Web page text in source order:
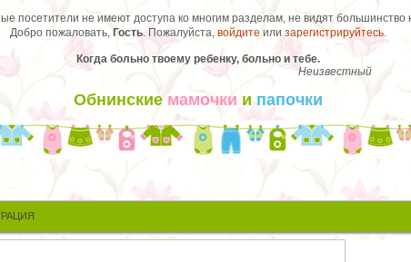
посетители не имеют доступа ко многим разделам, не видят большинство
Добро пожаловать, Гость. Пожалуйста, войдите илизарегистрируйтесь.
Когда больно твоему ребенку, больно и тебе.
Неизвестный
Обнинские мамочки ипапочки